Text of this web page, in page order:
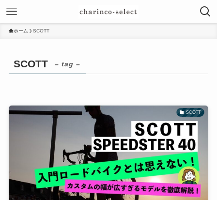
ホーム SCOTT
SCOTT – tag –
SCOTT